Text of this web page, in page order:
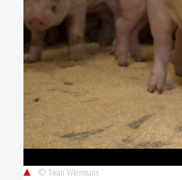
© Twan Wiermans